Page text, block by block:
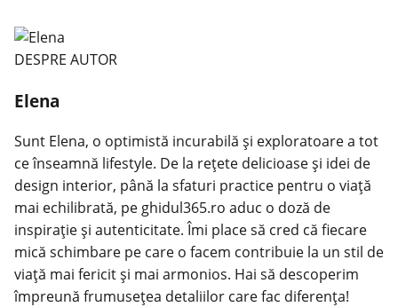
DESPRE AUTOR
Elena
Sunt Elena, o optimistă incurabilă și exploratoare a tot
ce înseamnă lifestyle. De la rețete delicioase și idei de
design interior, până la sfaturi practice pentru o viață
mai echilibrată, pe ghidul365.ro aduc o doză de
inspirație și autenticitate. Îmi place să cred că fiecare
mică schimbare pe care o facem contribuie la un stil de
viață mai fericit și mai armonios. Hai să descoperim
împreună frumusețea detaliilor care fac diferența!